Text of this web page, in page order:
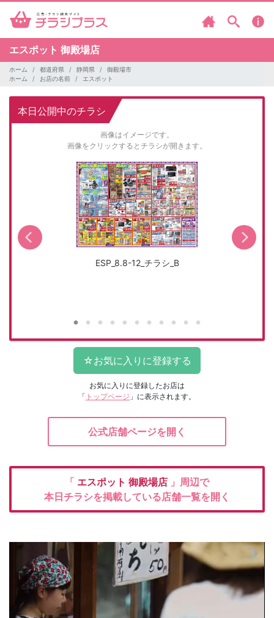
エスポット 御殿場店
ホーム 都道府県 静岡県
御殿場市
ホーム
お店の名前 エスポット
本日公開中のチラシ
画像はイメージです。
画像をクリックするとチラシが開きます。
ESP_8.8-12_チラシ_B
お気に入りに登録したお店は
「 トップページ 」に表示されます。
公式店舗ページを開く
「 エスポット 御殿場店 」周辺で
本日チラシを掲載している店舗一覧を開く